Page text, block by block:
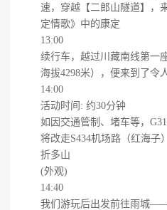
速，穿越【二郎山隧道】，
定情歌》中的康定
13:00
续行车，越过川藏南线第
海拔4298米），便来到了令
14:00
活动时间: 约30分钟
如因交通管制、堵车等，
将改走S434机场路（红海子
折多山
(外观)
14:40
我们游玩后出发前往雨城——